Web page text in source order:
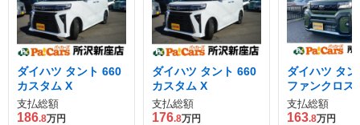
ダイハツ タント 660
カスタム X
支払総額
186.8万円
ダイハツ タント 660
カスタム X
支払総額
176.8万円
ダイハツ タ
ファンクロス
支払総額
163.8万円